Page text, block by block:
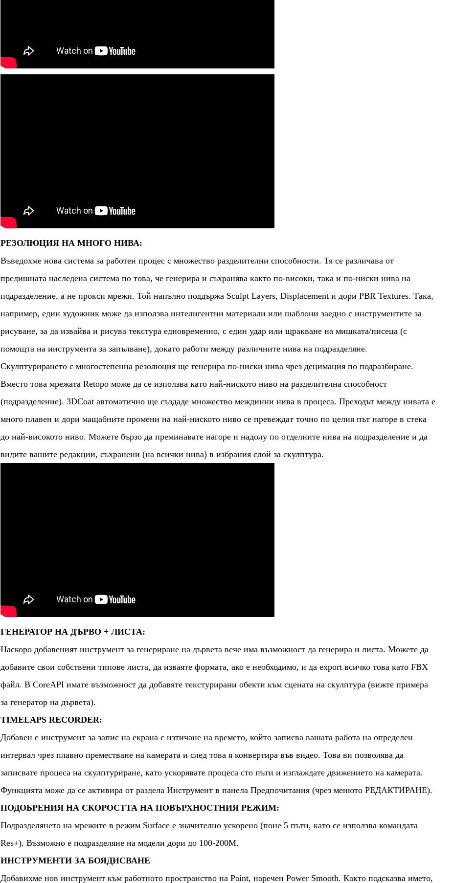
РЕЗОЛЮЦИЯ НА МНОГО НИВА:
Въведохме нова система за работен процес с множество разделителни способности. Тя се различава от
предишната наследена система по това, че генерира и съхранява както по-високи, така и по-ниски нива на
подразделение, а не прокси мрежи. Той напълно поддържа Sculpt Layers, Displacement и дори PBR Textures. Така,
например, един художник може да използва интелигентни материали или шаблони заедно с инструментите за
рисуване, за да извайва и рисува текстура едновременно, с един удар или щракване на мишката/писеца (с
помощта на инструмента за запълване), докато работи между различните нива на подразделяне.
Скулптурирането с многостепенна резолюция ще генерира по-ниски нива чрез децимация по подразбиране.
Вместо това мрежата Retopo може да се използва като най-ниското ниво на разделителна способност
(подразделение). 3DCoat автоматично ще създаде множество междинни нива в процеса. Преходът между нивата е
много плавен и дори мащабните промени на най-ниското ниво се превеждат точно по целия път нагоре в стека
до най-високото ниво. Можете бързо да преминавате нагоре и надолу по отделните нива на подразделение и да
видите вашите редакции, съхранени (на всички нива) в избрания слой за скулптура.
ГЕНЕРАТОР НА ДЪРВО + ЛИСТА:
Наскоро добавеният инструмент за генериране на дървета вече има възможност да генерира и листа. Можете да
добавите свои собствени типове листа, да изваяте формата, ако е необходимо, и да export всичко това като FBX
файл. В CoreAPI имате възможност да добавяте текстурирани обекти към сцената на скулптура (вижте примера
за генератор на дървета).
TIMELAPS RECORDER:
Добавен е инструмент за запис на екрана с изтичане на времето, който записва вашата работа на определен
интервал чрез плавно преместване на камерата и след това я конвертира във видео. Това ви позволява да
записвате процеса на скулптуриране, като ускорявате процеса сто пъти и изглаждате движението на камерата.
Функцията може да се активира от раздела Инструмент в панела Предпочитания (чрез менюто РЕДАКТИРАНЕ).
ПОДОБРЕНИЯ НА СКОРОСТТА НА ПОВЪРХНОСТНИЯ РЕЖИМ:
Подразделянето на мрежите в режим Surface е значително ускорено (поне 5 пъти, като се използва командата
Res+). Възможно е подразделяне на модели дори до 100-200M.
ИНСТРУМЕНТИ ЗА БОЯДИСВАНЕ
Добавихме нов инструмент към работното пространство на Paint, наречен Power Smooth. Както подсказва името,